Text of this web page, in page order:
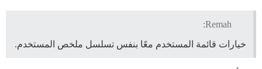
Remah:
خيارات قائمة المستخدم معًا بنفس تسلسل ملخص المستخدم.